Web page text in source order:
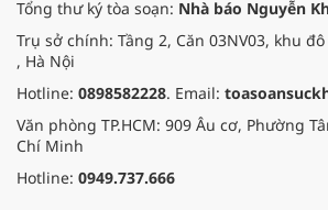
thay đổi đột
Tổng thư ký tòa soạn: Nhà báo Nguyễn
Trụ sở chính: Tầng 2, Căn 03NV03, khu
, Hà Nội
Hotline: 0898582228. Email:
Văn phòng TP.HCM: 909 Âu cơ, Phường
Chí Minh
Hotline: 0949.737.666